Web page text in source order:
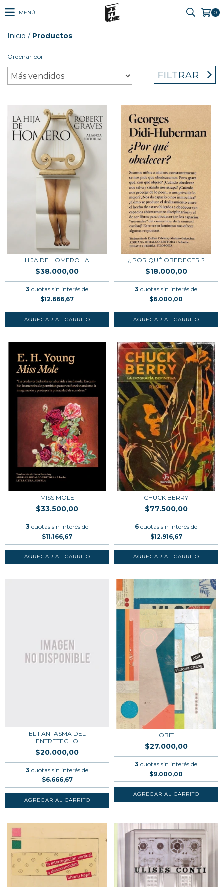
MENÚ 0
Inicio / Productos
Ordenar por
FILTRAR
HIJA DE HOMERO LA
$38.000,00
3 cuotas sin interés de
$12.666,67
¿ POR QUÉ OBEDECER ?
$18.000,00
3 cuotas sin interés de
$6.000,00
MISS MOLE
$33.500,00
3 cuotas sin interés de
$11.166,67
CHUCK BERRY
$77.500,00
6 cuotas sin interés de
$12.916,67
EL FANTASMA DEL
ENTRETECHO
$20.000,00
3 cuotas sin interés de
$6.666,67
OBIT
$27.000,00
3 cuotas sin interés de
$9.000,00